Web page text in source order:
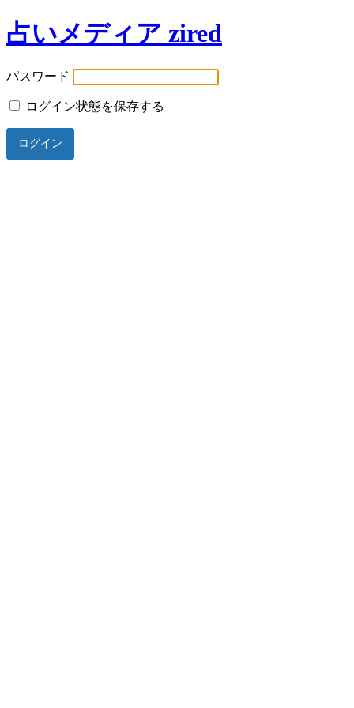
占いメディア zired
パスワード
ログイン状態を保存する